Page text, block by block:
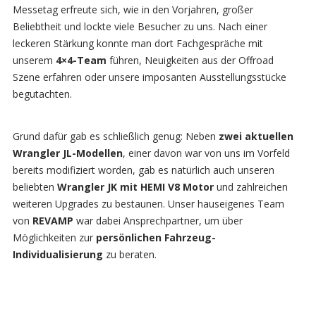
Messetag erfreute sich, wie in den Vorjahren, großer
Beliebtheit und lockte viele Besucher zu uns. Nach einer
leckeren Stärkung konnte man dort Fachgespräche mit
unserem 4×4-Team führen, Neuigkeiten aus der Offroad
Szene erfahren oder unsere imposanten Ausstellungsstücke
begutachten.
Grund dafür gab es schließlich genug: Neben zwei aktuellen
Wrangler JL-Modellen, einer davon war von uns im Vorfeld
bereits modifiziert worden, gab es natürlich auch unseren
beliebten Wrangler JK mit HEMI V8 Motorund zahlreichen
weiteren Upgrades zu bestaunen. Unser hauseigenes Team
von REVAMP war dabei Ansprechpartner, um über
Möglichkeiten zur persönlichen Fahrzeug-
Individualisierung zu beraten.